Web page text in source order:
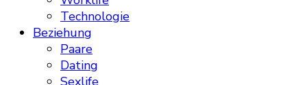
Technologie
Beziehung
Paare
Dating
Sexlife